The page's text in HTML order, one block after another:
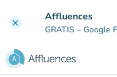
clear Affluences
GRATIS – Google